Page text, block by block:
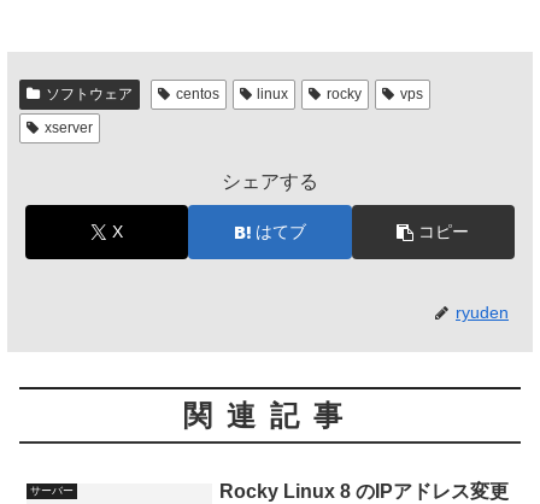
ソフトウェア centos linux rocky
vps
xserver
シェアする
X はてブ コピー
ryuden
関連記事
サーバー Rocky Linux 8 のIPアドレス変更